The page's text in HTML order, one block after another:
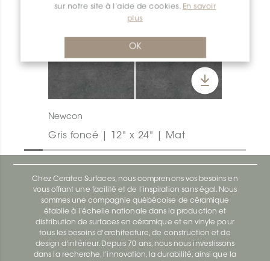
sur notre site à l’aide de cookies. En savoir
plus
OK
Newcon
Gris foncé | 12" x 24" | Mat
Chez Ceratec Surfaces, nous comprenons vos besoins en
vous offrant une facilité et de l’inspiration sans égal. Nous
sommes une compagnie québécoise de céramique
établie à l'échelle nationale dans la production et
distribution de surfaces en céramique et en vinyle pour
tous les besoins d'architecture, de construction et de
design d'intérieur. Depuis 70 ans, nous nous investissons
dans la recherche, l’innovation, la durabilité, ainsi que la